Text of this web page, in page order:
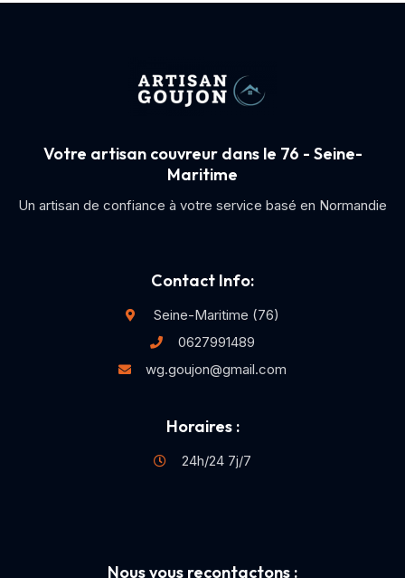
Votre artisan couvreur dans le 76 - Seine-
Maritime
Un artisan de confiance à votre service basé en Normandie
Contact Info:
Seine-Maritime (76)
0627991489
wg.goujon@gmail.com
Horaires :
24h/24 7j/7
Nous vous recontactons :